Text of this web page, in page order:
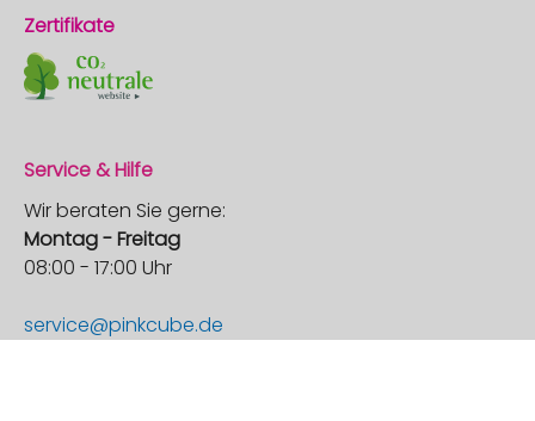
Zertifikate
Service & Hilfe
Wir beraten Sie gerne:
Montag - Freitag
08:00 - 17:00 Uhr
service@pinkcube.de